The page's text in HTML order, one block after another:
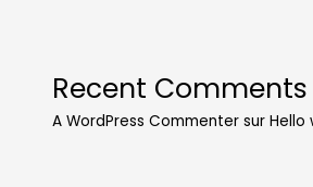
Recent Comments
A WordPress Commenter surHello